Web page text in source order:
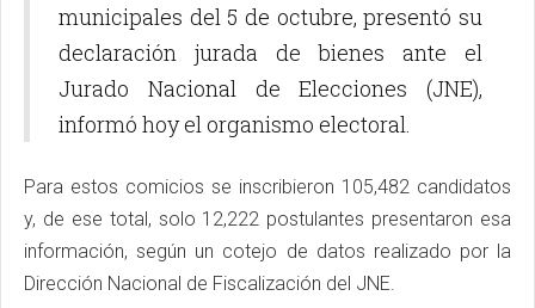
municipales del 5 de octubre, presentó su
declaración jurada de bienes ante el
Jurado Nacional de Elecciones (JNE),
informó hoy el organismo electoral.
Para estos comicios se inscribieron 105,482 candidatos
y, de ese total, solo 12,222 postulantes presentaron esa
información, según un cotejo de datos realizado por la
Dirección Nacional de Fiscalización del JNE.